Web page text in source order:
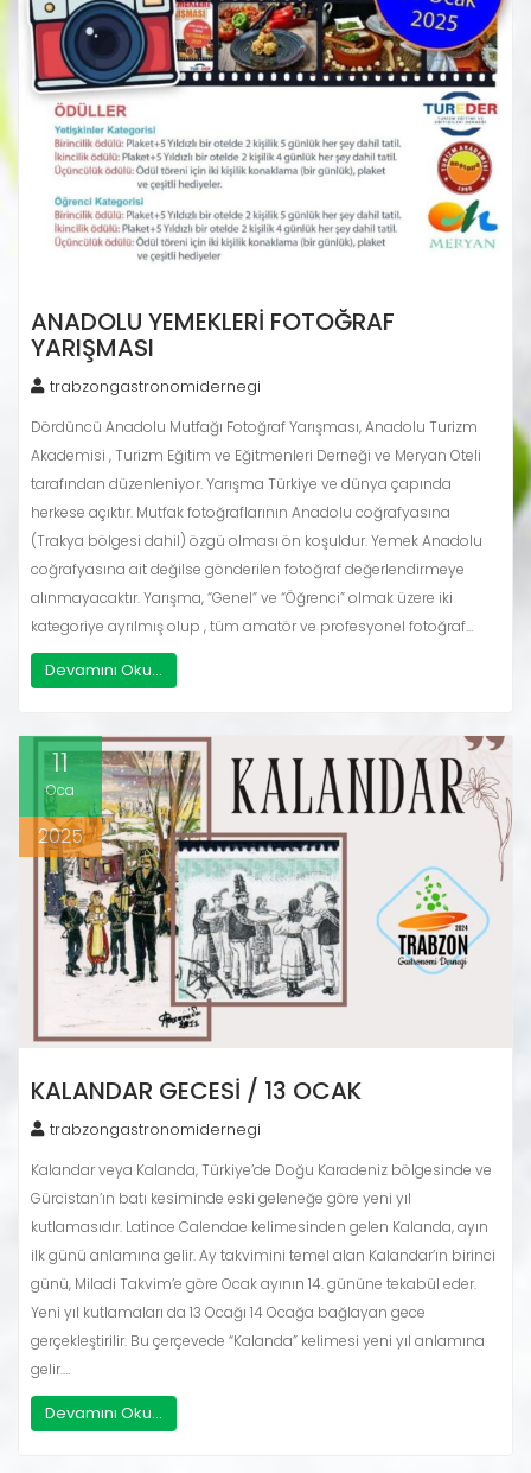
ANADOLU YEMEKLERI FOTOĞRAF
YARIŞMASI
trabzongastronomidernegi
Dördüncü Anadolu Mutfağı Fotoğraf Yarışması, Anadolu Turizm
Akademisi , Turizm Eğitim ve Eğitmenleri Derneği ve Meryan Oteli
tarafından düzenleniyor. Yarışma Türkiye ve dünya çapında
herkese açıktır. Mutfak fotoğraflarının Anadolu coğrafyasına
(Trakya bölgesi dahil) özgü olması ön koşuldur. Yemek Anadolu
coğrafyasına ait değilse gönderilen fotoğraf değerlendirmeye
alınmayacaktır. Yarışma, “Genel” ve “Öğrenci” olmak üzere iki
kategoriye ayrılmış olup , tüm amatör ve profesyonel fotoğraf…
Devamını Oku...
11
Oca
2025
KALANDAR GECESI / 13 OCAK
trabzongastronomidernegi
Kalandar veya Kalanda, Türkiye’de Doğu Karadeniz bölgesinde ve
Gürcistan’ın batı kesiminde eski geleneğe göre yeni yıl
kutlamasıdır. Latince Calendae kelimesinden gelen Kalanda, ayın
ilk günü anlamına gelir. Ay takvimini temel alan Kalandar’ın birinci
günü, Miladi Takvim’e göre Ocak ayının 14. gününe tekabül eder.
Yeni yıl kutlamaları da 13 Ocağı 14 Ocağa bağlayan gece
gerçekleştirilir. Bu çerçevede “Kalanda” kelimesi yeni yıl anlamına
gelir.…
Devamını Oku...